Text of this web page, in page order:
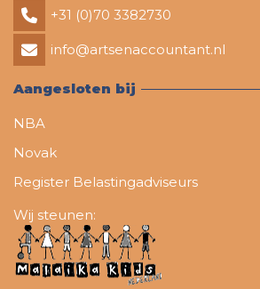
+31 (0)70 3382730
info@artsenaccountant.nl
Aangesloten bij
NBA
Novak
Register Belastingadviseurs
Wij steunen: